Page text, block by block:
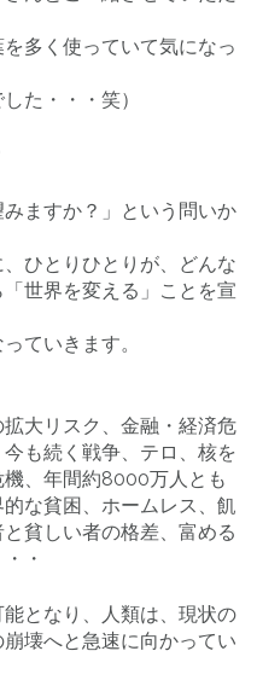
多く使っていて気になっ
た・・・笑）
みますか？」という問いか
、ひとりひとりが、どんな
世界を変える」ことを宣
ていきます。
大リスク、金融・経済危
も続く戦争、テロ、核を
、年間約8000万人とも
な貧困、ホームレス、飢
貧しい者の格差、富める
・
となり、人類は、現状の
壊へと急速に向かってい